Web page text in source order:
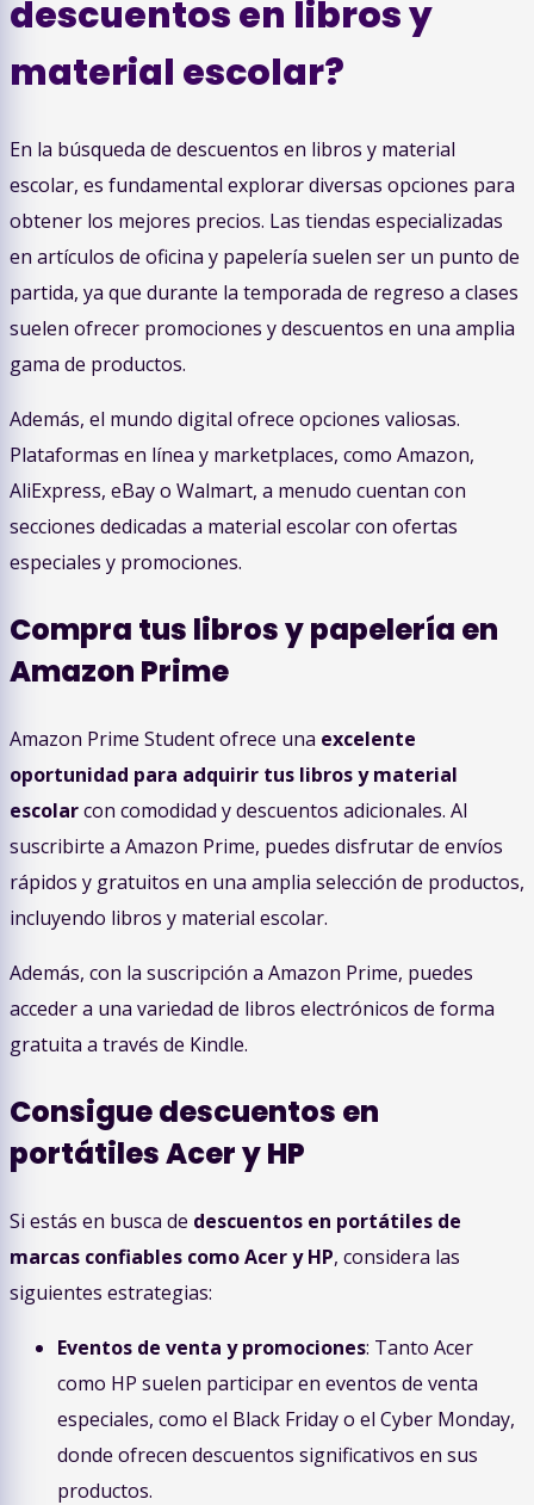
descuentos en libros y
material escolar?
En la búsqueda de descuentos en libros y material
escolar, es fundamental explorar diversas opciones para
obtener los mejores precios. Las tiendas especializadas
en artículos de oficina y papelería suelen ser un punto de
partida, ya que durante la temporada de regreso a clases
suelen ofrecer promociones y descuentos en una amplia
gama de productos.
Además, el mundo digital ofrece opciones valiosas.
Plataformas en línea y marketplaces, como Amazon,
AliExpress, eBay o Walmart, a menudo cuentan con
secciones dedicadas a material escolar con ofertas
especiales y promociones.
Compra tus libros y papelería en
Amazon Prime
Amazon Prime Student ofrece una excelente
oportunidad para adquirir tus libros y material
escolarcon comodidad y descuentos adicionales. Al
suscribirte a Amazon Prime, puedes disfrutar de envíos
rápidos y gratuitos en una amplia selección de productos,
incluyendo libros y material escolar.
Además, con la suscripción a Amazon Prime, puedes
acceder a una variedad de libros electrónicos de forma
gratuita a través de Kindle.
Consigue descuentos en
portátiles Acer y HP
Si estás en busca de descuentos en portátiles de
marcas confiables como Acer y HP, considera las
siguientes estrategias:
Eventos de venta y promociones: Tanto Acer
como HP suelen participar en eventos de venta
especiales, como el Black Friday o el Cyber Monday,
donde ofrecen descuentos significativos en sus
productos.